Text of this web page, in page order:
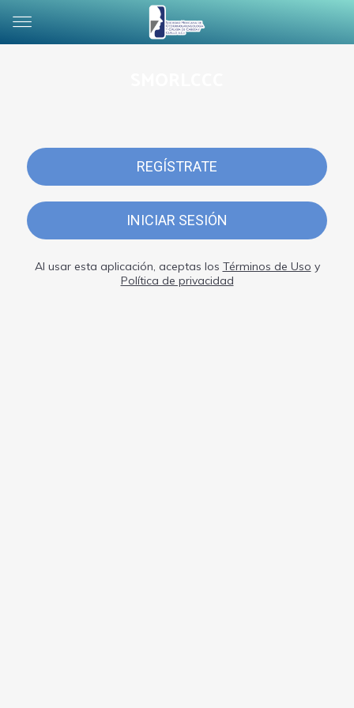
REGÍSTRATE
INICIAR SESIÓN
Al usar esta aplicación, aceptas los Términos de Uso y
Política de privacidad